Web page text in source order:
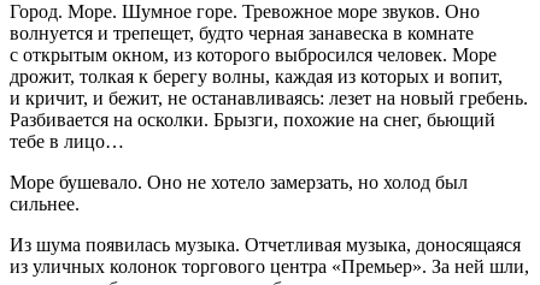
Город. Море. Шумное горе. Тревожное море звуков. Оно
волнуется и трепещет, будто черная занавеска в комнате
с открытым окном, из которого выбросился человек. Море
дрожит, толкая к берегу волны, каждая из которых и вопит,
и кричит, и бежит, не останавливаясь: лезет на новый гребень.
Разбивается на осколки. Брызги, похожие на снег, бьющий
тебе в лицо…
Море бушевало. Оно не хотело замерзать, но холод был
сильнее.
Из шума появилась музыка. Отчетливая музыка, доносящаяся
из уличных колонок торгового центра «Премьер». За ней шли,